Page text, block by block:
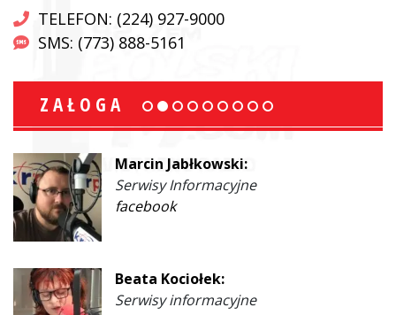
TELEFON: (224) 927-9000
SMS: (773) 888-5161
ZAŁOGA
Marcin Jabłkowski:
Serwisy Informacyjne
facebook
Beata Kociołek:
Serwisy informacyjne